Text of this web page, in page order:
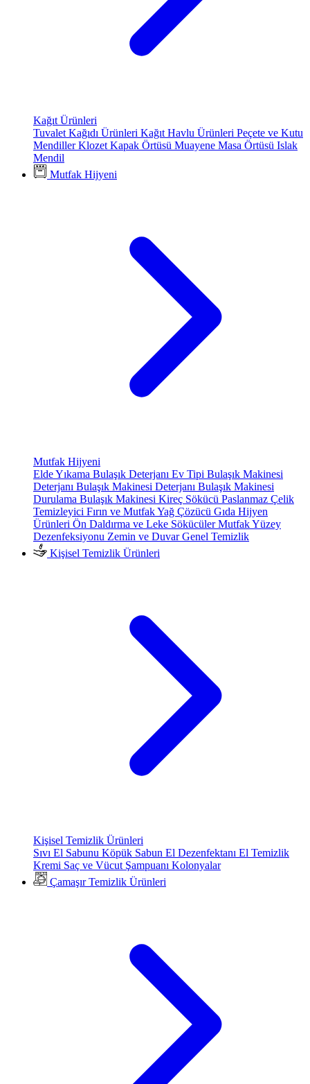
Kağıt Ürünleri
Tuvalet Kağıdı Ürünleri Kağıt Havlu Ürünleri Peçete ve Kutu
MendillerKlozet Kapak Örtüsü Muayene Masa Örtüsü Islak
Mendil
Mutfak Hijyeni
Mutfak Hijyeni
Elde Yıkama Bulaşık Deterjanı Ev Tipi Bulaşık Makinesi
Deterjanı Bulaşık Makinesi Deterjanı Bulaşık Makinesi
Durulama Bulaşık Makinesi Kireç Sökücü Paslanmaz Çelik
Temizleyici Fırın ve Mutfak Yağ Çözücü Gıda Hijyen
Ürünleri Ön Daldırma ve Leke SökücülerMutfak Yüzey
Dezenfeksiyonu Zemin ve Duvar Genel Temizlik
Kişisel Temizlik Ürünleri
Kişisel Temizlik Ürünleri
Sıvı El Sabunu Köpük Sabun El Dezenfektanı El Temizlik
Kremi Saç ve Vücut Şampuanı Kolonyalar
Çamaşır Temizlik Ürünleri